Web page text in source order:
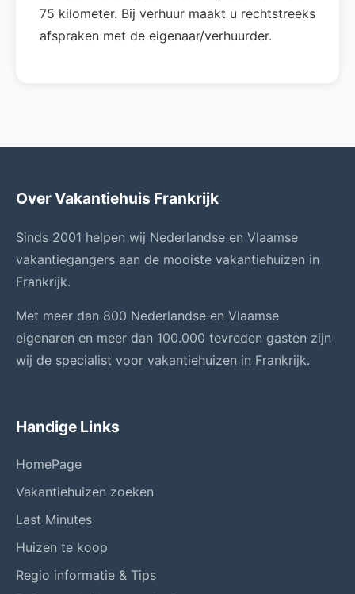
75 kilometer. Bij verhuur maakt u rechtstreeks
afspraken met de eigenaar/verhuurder.
Over Vakantiehuis Frankrijk
Sinds 2001 helpen wij Nederlandse en Vlaamse
vakantiegangers aan de mooiste vakantiehuizen in
Frankrijk.
Met meer dan 800 Nederlandse en Vlaamse
eigenaren en meer dan 100.000 tevreden gasten zijn
wij de specialist voor vakantiehuizen in Frankrijk.
Handige Links
HomePage
Vakantiehuizen zoeken
Last Minutes
Huizen te koop
Regio informatie & Tips